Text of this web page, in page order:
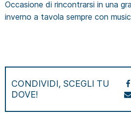
Occasione di rincontrarsi in una
inverno a tavola sempre con
CONDIVIDI, SCEGLI TU
DOVE!